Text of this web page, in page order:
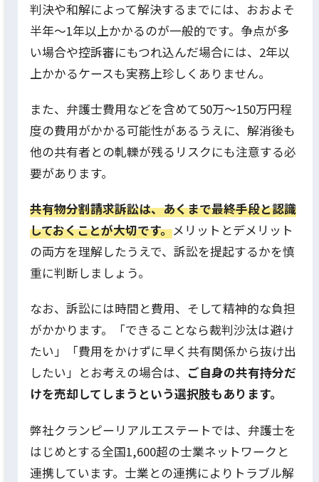
判決や和解によって解決するまでには、おおよそ
半年～1年以上かかるのが一般的です。争点が多
い場合や控訴審にもつれ込んだ場合には、2年以
上かかるケースも実務上珍しくありません。
また、弁護士費用などを含めて50万～150万円程
度の費用がかかる可能性があるうえに、解消後も
他の共有者との軋轢が残るリスクにも注意する必
要があります。
共有物分割請求訴訟は、あくまで最終手段と認識
しておくことが大切です。メリットとデメリット
の両方を理解したうえで、訴訟を提起するかを慎
重に判断しましょう。
なお、訴訟には時間と費用、そして精神的な負担
がかかります。「できることなら裁判沙汰は避け
たい」「費用をかけずに早く共有関係から抜け出
したい」とお考えの場合は、 ご自身の共有持分だ
けを売却してしまうという選択肢もあります。
弊社クランピーリアルエステートでは、弁護士を
はじめとする全国1,600超の士業ネットワークと
連携しています。士業との連携によりトラブル解